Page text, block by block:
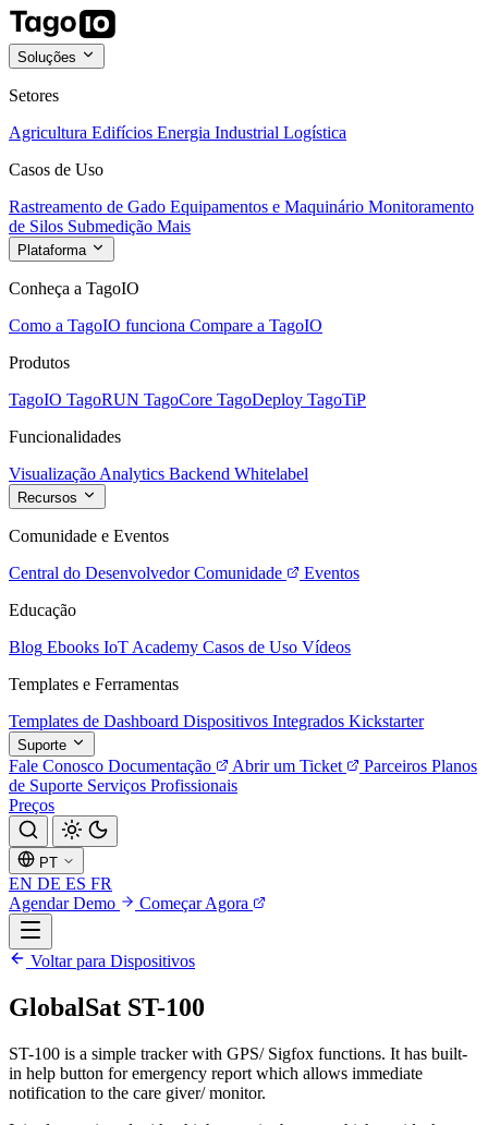
Soluções
Setores
Agricultura Edifícios Energia Industrial Logística
Casos de Uso
Rastreamento de Gado Equipamentos e Maquinário Monitoramento
de Silos Submedição Mais
Plataforma
Conheça a TagoIO
Como a TagoIO funciona Compare a TagoIO
Produtos
TagoIO TagoRUN TagoCore TagoDeploy TagoTiP
Funcionalidades
Visualização Analytics Backend Whitelabel
Recursos
Comunidade e Eventos
Central do Desenvolvedor Comunidade
Eventos
Educação
Blog Ebooks IoT Academy Casos de Uso Vídeos
Templates e Ferramentas
Templates de Dashboard Dispositivos Integrados Kickstarter
Suporte
Fale Conosco Documentação Abrir um Ticket Parceiros Planos
de Suporte Serviços Profissionais
Preços
PT
EN DE ES FR
Agendar Demo
Começar Agora
Voltar para Dispositivos
GlobalSat ST-100
ST-100 is a simple tracker with GPS/ Sigfox functions. It has built-
in help button for emergency report which allows immediate
notification to the care giver/ monitor.